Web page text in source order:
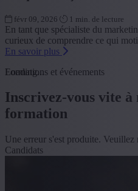
févr 09, 2026 1 min. de lecture
En tant que spécialiste du
curieux de comprendre ce qui
En savoir plus
Loading...
Formations et événements
Inscrivez-vous vite
formation
Une erreur s'est produite. Veuillez
Candidats